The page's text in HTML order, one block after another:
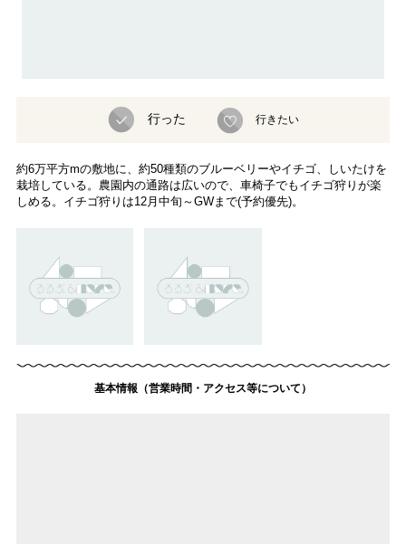
行った 行きたい
約6万平方mの敷地に、約50種類のブルーベリーやイチゴ、しいたけを
栽培している。農園内の通路は広いので、車椅子でもイチゴ狩りが楽
しめる。イチゴ狩りは12月中旬～GWまで(予約優先)。
基本情報（営業時間・アクセス等について）